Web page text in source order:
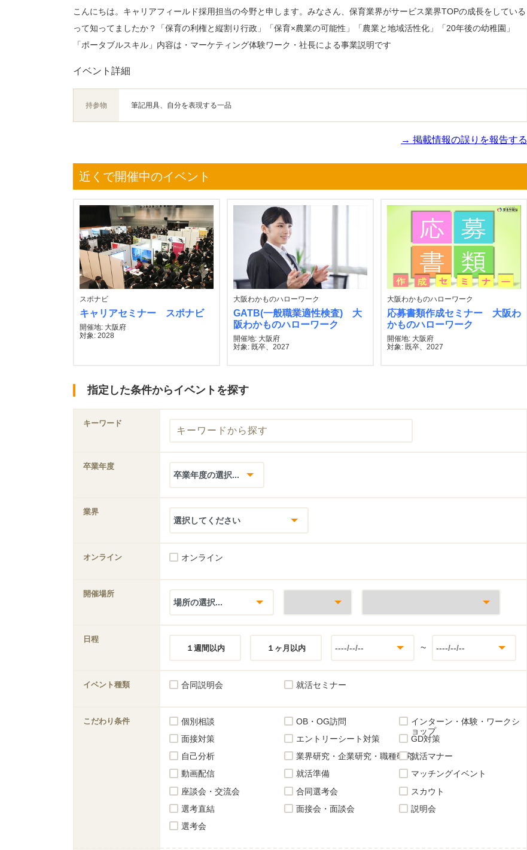
こんにちは。キャリアフィールド採用担当の今野と申します。みなさん、保育業界がサービス業界TOPの成長をしている
って知ってましたか？「保育の利権と縦割り行政」「保育×農業の可能性」「農業と地域活性化」「20年後の幼稚園」
「ポータブルスキル」内容は・マーケティング体験ワーク・社長による事業説明です
イベント詳細
持参物 筆記用具、自分を表現する一品
→ 掲載情報の誤りを報告する
近くで開催中のイベント
スポナビ
キャリアセミナー スポナビ
開催地: 大阪府
対象: 2028
大阪わかものハローワーク
GATB(一般職業適性検査) 大
阪わかものハローワーク
開催地: 大阪府
対象: 既卒、2027
大阪わかものハローワーク
応募書類作成セミナー 大阪わ
かものハローワーク
開催地: 大阪府
対象: 既卒、2027
指定した条件からイベントを探す
キーワード
卒業年度
業界
オンライン オンライン
開催場所
日程
１週間以内
１ヶ月以内 ~
イベント種類 合同説明会 就活セミナー
こだわり条件 個別相談 OB・OG訪問
インターン・体験・ワークシ
ョップ
面接対策
エントリーシート対策
GD対策
自己分析
業界研究・企業研究・職種研究就活マナー
動画配信
就活準備
マッチングイベント
座談会・交流会
合同選考会
スカウト
選考直結
面接会・面談会
説明会
選考会